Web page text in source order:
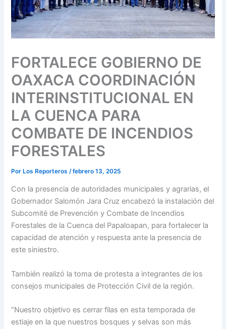
FORTALECE GOBIERNO DE
OAXACA COORDINACIÓN
INTERINSTITUCIONAL EN
LA CUENCA PARA
COMBATE DE INCENDIOS
FORESTALES
PorLos Reporteros /febrero 13, 2025
Con la presencia de autoridades municipales y agrarias, el
Gobernador Salomón Jara Cruz encabezó la instalación del
Subcomité de Prevención y Combate de Incendios
Forestales de la Cuenca del Papaloapan, para fortalecer la
capacidad de atención y respuesta ante la presencia de
este siniestro.
También realizó la toma de protesta a integrantes de los
consejos municipales de Protección Civil de la región.
“Nuestro objetivo es cerrar filas en esta temporada de
estiaje en la que nuestros bosques y selvas son más